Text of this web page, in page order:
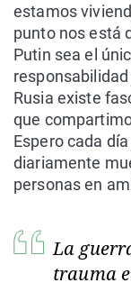
estamos
punto nos está
Putin sea el
Rusia existe
que
Espero cada
diariamente
personas en
La
trauma